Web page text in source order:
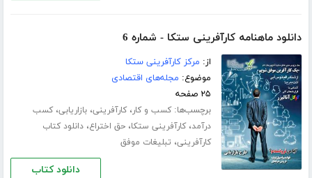
دانلود ماهنامه کارآفرینی ستکا - شماره 6
از: مرکز کارآفرینی ستکا
موضوع: مجله‌های اقتصادی
۲۵ صفحه
برچسب‌ها:کسب و کار،کارآفرینی،بازاریابی،کسب
درآمد،کارآفرینی ستکا،حق اختراع،دانلود کتاب
کارآفرینی، تبلیغات موفق
دانلود کتاب